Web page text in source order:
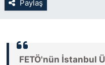
Paylaş
FETÖ'nün İstanbul
SEKTÖR